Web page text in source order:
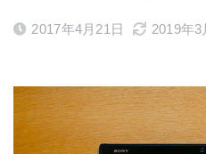
2017年4月21日 2019年3